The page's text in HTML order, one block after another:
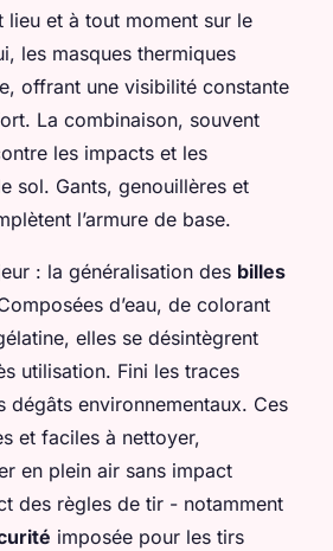
et à tout moment sur le
les masques thermiques
offrant une visibilité constante
La combinaison, souvent
les impacts et les
sol. Gants, genouillères et
l’armure de base.
: la généralisation des billes
d’eau, de colorant
elles se désintègrent
utilisation. Fini les traces
dégâts environnementaux. Ces
et faciles à nettoyer,
en plein air sans impact
des règles de tir - notamment
imposée pour les tirs